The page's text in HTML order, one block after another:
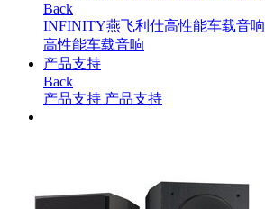
Back
INFINITY燕飞利仕高性能车载音响
高性能车载音响
产品支持
Back
产品支持 产品支持